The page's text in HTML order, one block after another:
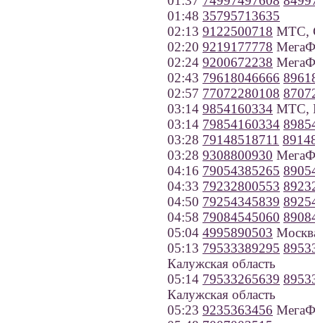
01:48 35795713635
02:13 9122500718 МТС,
02:20 9219177778
02:24 9200672238
02:43 79618046666
02:57 77072280108
03:14 9854160334 МТС,
03:14 79854160334
03:28 79148518711
03:28 9308800930
04:16 79054385265
04:33 79232800553
04:50 79254345839
04:58 79084545060
05:04 4995890503
05:13 79533389295
Калужская область
05:14 79533265639
Калужская область
05:23 9235363456